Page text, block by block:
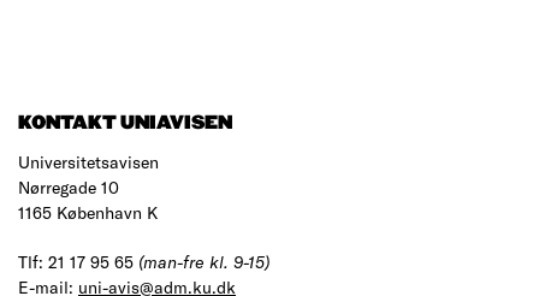
KONTAKT UNIAVISEN
Universitetsavisen
Nørregade 10
1165 København K
Tlf: 21 17 95 65 (man-fre kl. 9-15)
E-mail: uni-avis@adm.ku.dk